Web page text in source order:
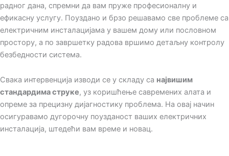
радног дана, спремни да вам пруже професионалну и
ефикасну услугу. Поуздано и брзо решавамо све проблеме са
електричним инсталацијама у вашем дому или пословном
простору, а по завршетку радова вршимо детаљну контролу
безбедности система.
Свака интервенција изводи се у складу са највишим
стандардима струке, уз коришћење савремених алата и
опреме за прецизну дијагностику проблема. На овај начин
осигуравамо дугорочну поузданост ваших електричних
инсталација, штедећи вам време и новац.